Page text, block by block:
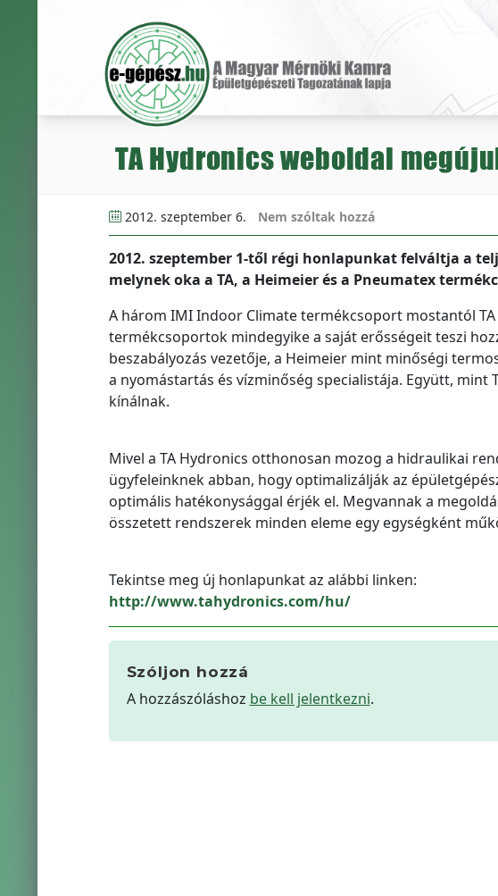
TA Hydronics weboldal
2012. szeptember 6. Nem szóltak hozzá
2012. szeptember 1-től régi honlapunkat felváltja a
melynek oka a TA, a Heimeier és a Pneumatex
A három IMI Indoor Climate termékcsoport mostantól
termékcsoportok mindegyike a saját erősségeit teszi
beszabályozás vezetője, a Heimeier mint minőségi
a nyomástartás és vízminőség specialistája. Együtt,
kínálnak.
Mivel a TA Hydronics otthonosan mozog a hidraulikai
ügyfeleinknek abban, hogy optimalizálják az
optimális hatékonysággal érjék el. Megvannak a
összetett rendszerek minden eleme egy egységként
Tekintse meg új honlapunkat az alábbi linken:
http://www.tahydronics.com/hu/
Szóljon hozzá
A hozzászóláshoz be kell jelentkezni.